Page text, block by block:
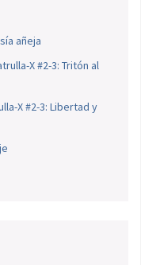
añeja
X #2-3: Tritón al
X #2-3: Libertad y